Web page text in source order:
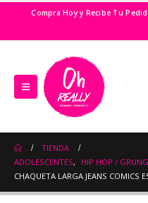
Compra Hoy y Recibe Tu
TIENDA
ADOLESCENTES, HIP HOP /
CHAQUETA LARGA JEANS COMICS